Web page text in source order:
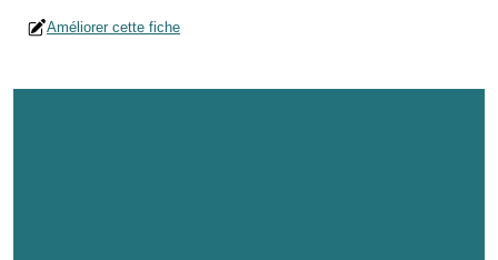
Améliorer cette fiche